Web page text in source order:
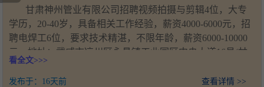
员1名，需持初级消控证，月薪3300元、月休2天、包吃包
住，招聘库管2名，年龄35-40岁、男女不限，月薪3000元、
月休2天、包吃包住，招聘司机1名，持有C1及以上驾驶
证，月薪3300元、月休2天、包吃包住，地址：甘肃省武威
市凉州区民勤路2016号（交警大队对面），电话：张女士
18909359774、李先生15101398999
甘肃神州管业有限公司招聘视频拍摄与剪辑4位，大专
学历，20-40岁，具备相关工作经验，薪资4000-6000元，招
聘电焊工6位，要求技术精湛，不限年龄，薪资6000-10000
元，地址：武威市凉州区永昌镇工业园区中央大道16号(甘
肃神州管业)，电话：王经理18993571920，不添加微信，仅
可电话联系
看全文>>>
发布于： 16天前 查看详情 >>